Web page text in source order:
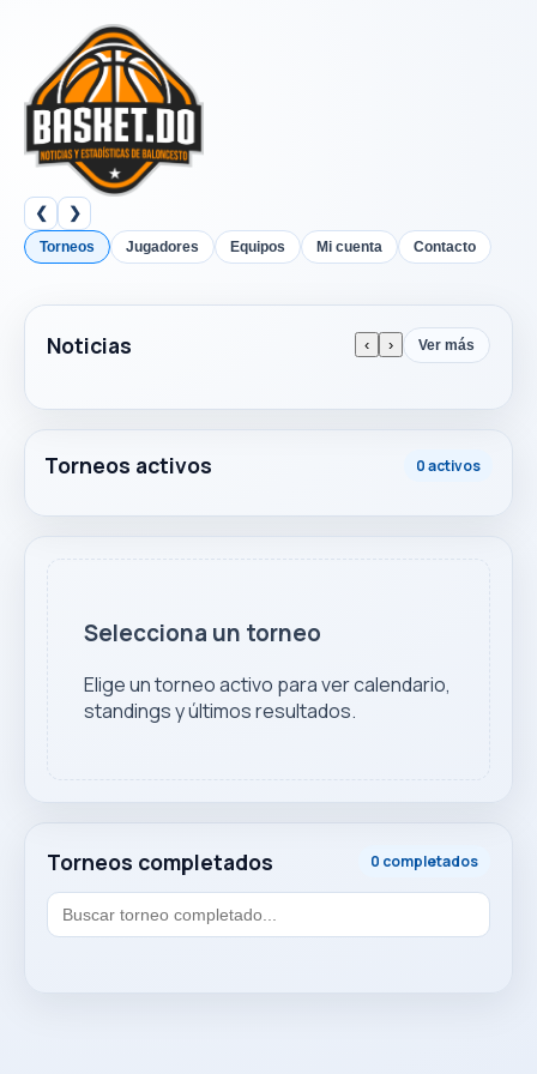
❮ ❯
Torneos Jugadores Equipos Mi cuenta Contacto
Noticias ‹ › Ver más
Torneos activos 0 activos
Torneos completados 0 completados
Selecciona un torneo
Elige un torneo activo para ver calendario,
standings y últimos resultados.